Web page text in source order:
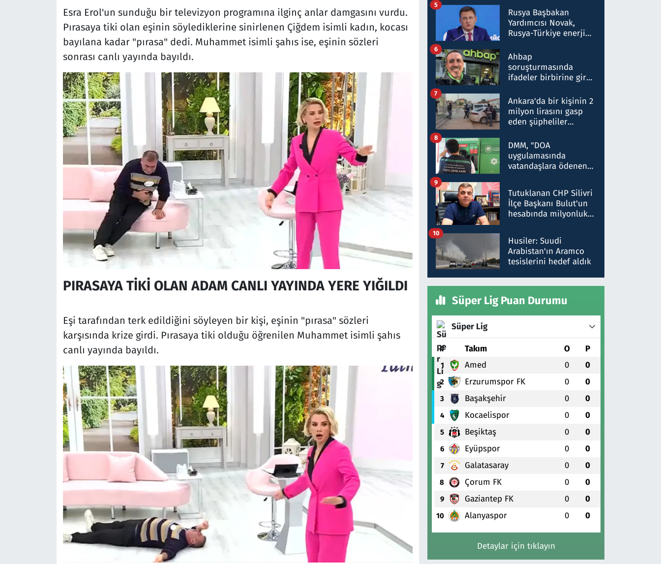
Esra Erol'un sunduğu bir televizyon programına ilginç anlar damgasını vurdu.
Pırasaya tiki olan eşinin söylediklerine sinirlenen Çiğdem isimli kadın, kocası
bayılana kadar "pırasa" dedi. Muhammet isimli şahıs ise, eşinin sözleri
sonrası canlı yayında bayıldı.
PIRASAYA TİKİ OLAN ADAM CANLI YAYINDA YERE YIĞILDI
Eşi tarafından terk edildiğini söyleyen bir kişi, eşinin "pırasa" sözleri
karşısında krize girdi. Pırasaya tiki olduğu öğrenilen Muhammet isimli şahıs
canlı yayında bayıldı.
Rusya Başbakan
Yardımcısı Novak,
Rusya-Türkiye enerji
nitelikte olduğunu
belirtti
5
Ahbap
soruşturmasında
ifadeler birbirine girdi:
ifadelerinden ortaya
çıkan tablo şok etti
6
Ankara'da bir kişinin 2
milyon lirasını gasp
eden şüpheliler
7
DMM, "DOA
uygulamasında
vatandaşlara ödenen
düşürüldüğü" iddiasını
yalanladı
8
Tutuklanan CHP Silivri
İlçe Başkanı Bulut'un
hesabında milyonluk
talimat verdi, ben
gönderdim
9
Husiler: Suudi
Arabistan'ın Aramco
tesislerini hedef aldık
10
Süper Lig Puan Durumu
Süper Lig
# Takım O P
1 Amed 0 0
2 Erzurumspor FK 0 0
3 Başakşehir 0 0
4 Kocaelispor 0 0
5 Beşiktaş 0 0
6 Eyüpspor 0 0
7 Galatasaray 0 0
8 Çorum FK 0 0
9 Gaziantep FK 0 0
10 Alanyaspor 0 0
Detaylar için tıklayın